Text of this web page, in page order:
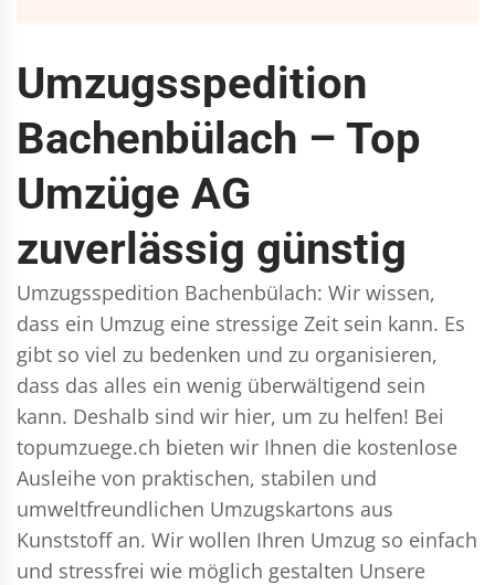
Umzugsspedition
Bachenbülach – Top
Umzüge AG
zuverlässig günstig
Umzugsspedition Bachenbülach: Wir wissen,
dass ein Umzug eine stressige Zeit sein kann. Es
gibt so viel zu bedenken und zu organisieren,
dass das alles ein wenig überwältigend sein
kann. Deshalb sind wir hier, um zu helfen! Bei
topumzuege.ch bieten wir Ihnen die kostenlose
Ausleihe von praktischen, stabilen und
umweltfreundlichen Umzugskartons aus
Kunststoff an. Wir wollen Ihren Umzug so einfach
und stressfrei wie möglich gestalten Unsere